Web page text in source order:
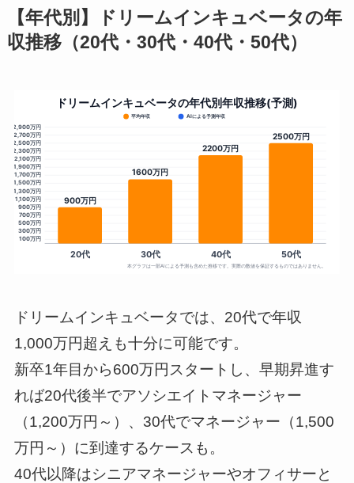
【年代別】ドリームインキュベータの年
収推移（20代・30代・40代・50代）
ドリームインキュベータでは、20代で年収
1,000万円超えも十分に可能です。
新卒1年目から600万円スタートし、早期昇進す
れば20代後半でアソシエイトマネージャー
（1,200万円～）、30代でマネージャー（1,500
万円～）に到達するケースも。
40代以降はシニアマネージャーやオフィサーと